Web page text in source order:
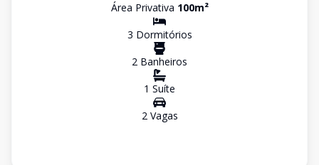
Área Privativa 100m²
3 Dormitórios
2 Banheiros
1 Suíte
2Vagas